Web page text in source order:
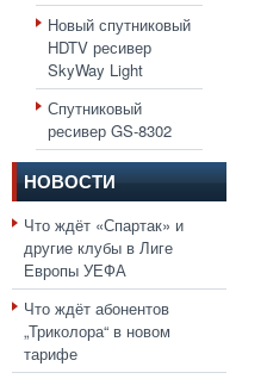
Новый спутниковый
HDTV ресивер
SkyWay Light
Спутниковый
ресивер GS-8302
НОВОСТИ
Что ждёт «Спартак» и
другие клубы в Лиге
Европы УЕФА
Что ждёт абонентов
„Триколора“ в новом
тарифе